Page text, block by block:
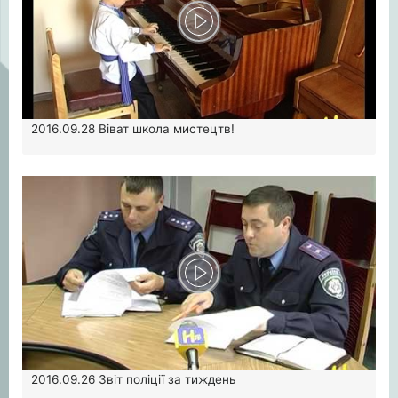
2016.09.28 Віват школа мистецтв!
2016.09.26 Звіт поліції за тиждень